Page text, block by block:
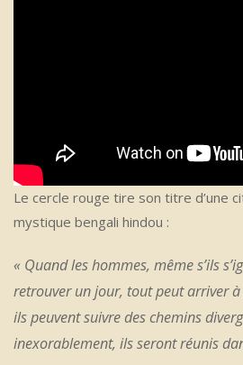
Le cercle rouge tire son titre d’une
mystique bengali hindou :
« Quand les hommes, même s’ils
retrouver un jour, tout peut arriver à
ils peuvent suivre des chemins
inexorablement, ils seront réunis